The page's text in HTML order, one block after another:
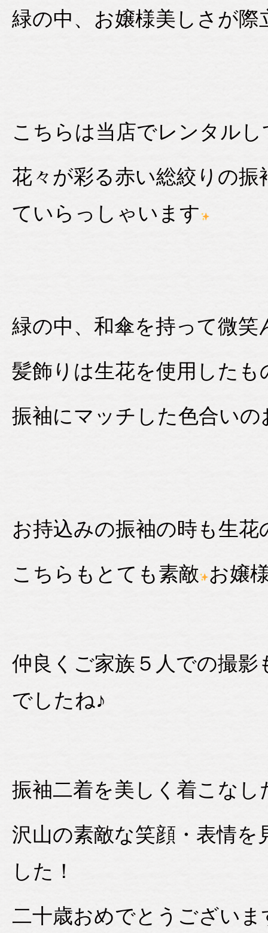
緑の中、お嬢様美しさが際
こちらは当店でレンタル
花々が彩る赤い総絞りの
ていらっしゃいます
緑の中、和傘を持って微
髪飾りは生花を使用した
振袖にマッチした色合いの
お持込みの振袖の時も生
こちらもとても素敵 お嬢
仲良くご家族５人での撮
でしたね♪
振袖二着を美しく着こな
沢山の素敵な笑顔・表情
した！
二十歳おめでとうございま